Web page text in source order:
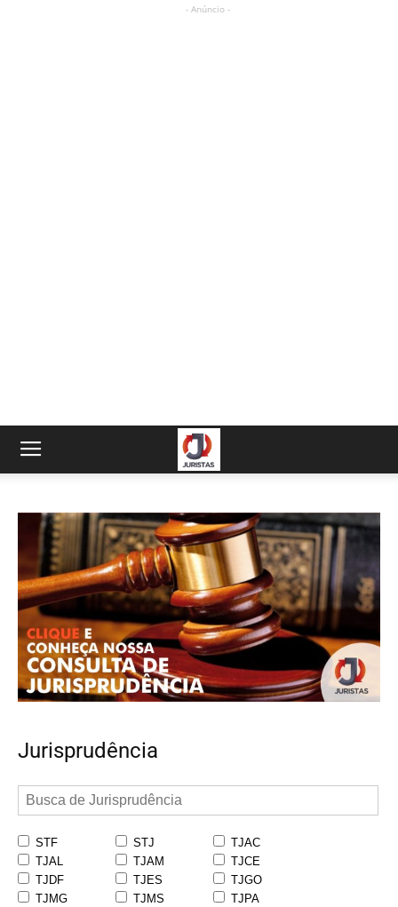
- Anúncio -
Jurisprudência
STF STJ
TJAC
TJAL
TJAM
TJCE
TJDF
TJES
TJGO
TJMG
TJMS
TJPA